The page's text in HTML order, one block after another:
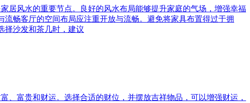
居风水的重要节点。良好的风水布局能够提升家庭的气场，增强幸福
畅客厅的空间布局应注重开放与流畅。避免将家具布置得过于拥
择沙发和茶几时，建议
富贵和财运。选择合适的财位，并摆放吉祥物品，可以增强财运，